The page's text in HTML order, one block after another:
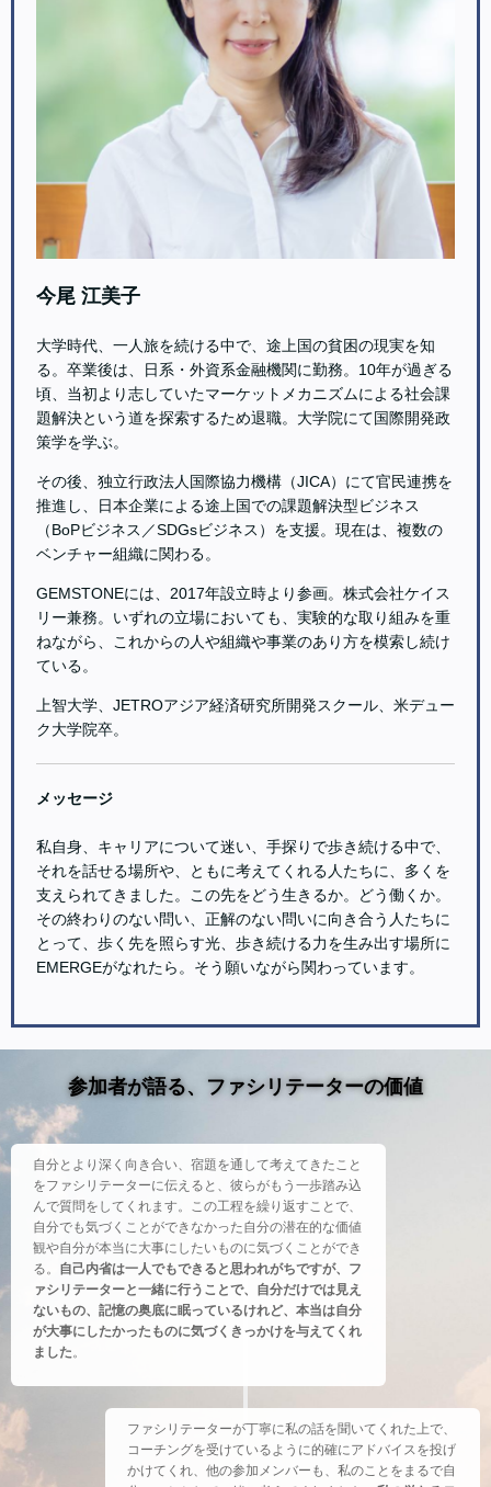
今尾 江美子
大学時代、一人旅を続ける中で、途上国の貧困の現実を知
る。卒業後は、日系・外資系金融機関に勤務。10年が過ぎる
頃、当初より志していたマーケットメカニズムによる社会課
題解決という道を探索するため退職。大学院にて国際開発政
策学を学ぶ。
その後、独立行政法人国際協力機構（JICA）にて官民連携を
推進し、日本企業による途上国での課題解決型ビジネス
（BoPビジネス／SDGsビジネス）を支援。現在は、複数の
ベンチャー組織に関わる。
GEMSTONEには、2017年設立時より参画。株式会社ケイス
リー兼務。いずれの立場においても、実験的な取り組みを重
ねながら、これからの人や組織や事業のあり方を模索し続け
ている。
上智大学、JETROアジア経済研究所開発スクール、米デュー
ク大学院卒。
メッセージ
私自身、キャリアについて迷い、手探りで歩き続ける中で、
それを話せる場所や、ともに考えてくれる人たちに、多くを
支えられてきました。この先をどう生きるか。どう働くか。
その終わりのない問い、正解のない問いに向き合う人たちに
とって、歩く先を照らす光、歩き続ける力を生み出す場所に
EMERGEがなれたら。そう願いながら関わっています。
参加者が語る、ファシリテーターの価値
自分とより深く向き合い、宿題を通して考えてきたこと
をファシリテーターに伝えると、彼らがもう一歩踏み込
んで質問をしてくれます。この工程を繰り返すことで、
自分でも気づくことができなかった自分の潜在的な価値
観や自分が本当に大事にしたいものに気づくことができ
る。 自己内省は一人でもできると思われがちですが、フ
ァシリテーターと一緒に行うことで、自分だけでは見え
ないもの、記憶の奥底に眠っているけれど、本当は自分
が大事にしたかったものに気づくきっかけを与えてくれ
ました。
ファシリテーターが丁寧に私の話を聞いてくれた上で、
コーチングを受けているように的確にアドバイスを投げ
かけてくれ、他の参加メンバーも、私のことをまるで自